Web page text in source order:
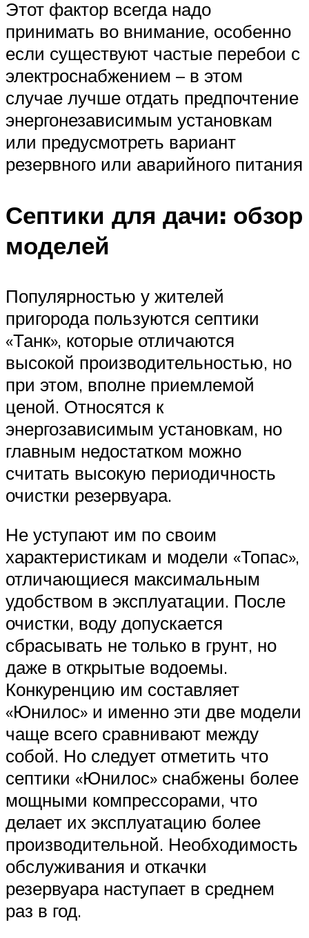
Этот фактор всегда надо
принимать во внимание, особенно
если существуют частые перебои с
электроснабжением – в этом
случае лучше отдать предпочтение
энергонезависимым установкам
или предусмотреть вариант
резервного или аварийного питания
Септики для дачи: обзор
моделей
Популярностью у жителей
пригорода пользуются септики
«Танк», которые отличаются
высокой производительностью, но
при этом, вполне приемлемой
ценой. Относятся к
энергозависимым установкам, но
главным недостатком можно
считать высокую периодичность
очистки резервуара.
Не уступают им по своим
характеристикам и модели «Топас»,
отличающиеся максимальным
удобством в эксплуатации. После
очистки, воду допускается
сбрасывать не только в грунт, но
даже в открытые водоемы.
Конкуренцию им составляет
«Юнилос» и именно эти две модели
чаще всего сравнивают между
собой. Но следует отметить что
септики «Юнилос» снабжены более
мощными компрессорами, что
делает их эксплуатацию более
производительной. Необходимость
обслуживания и откачки
резервуара наступает в среднем
раз в год.